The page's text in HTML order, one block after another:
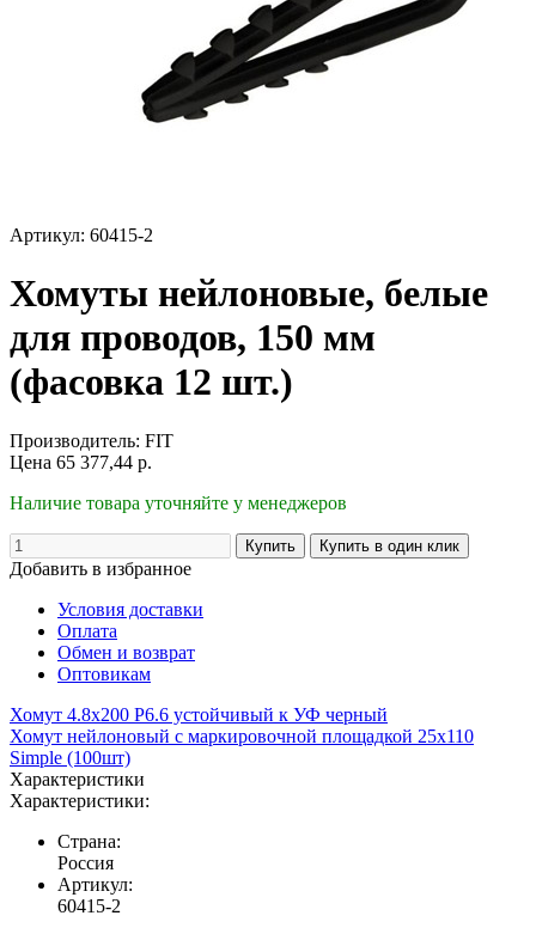
Артикул: 60415-2
Хомуты нейлоновые, белые
для проводов, 150 мм
(фасовка 12 шт.)
Производитель: FIT
Цена 65 377,44 р.
Наличие товара уточняйте у менеджеров
Добавить в избранное
Условия доставки
Оплата
Обмен и возврат
Оптовикам
Хомут 4.8х200 P6.6 устойчивый к УФ черный
Хомут нейлоновый с маркировочной площадкой 25х110
Simple (100шт)
Характеристики
Характеристики:
Страна:
Россия
Артикул:
60415-2